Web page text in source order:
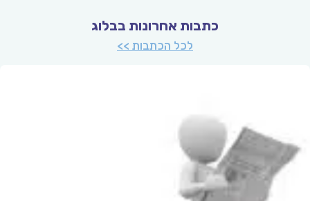
כתבות אחרונות בבלוג
לכל הכתבות >>